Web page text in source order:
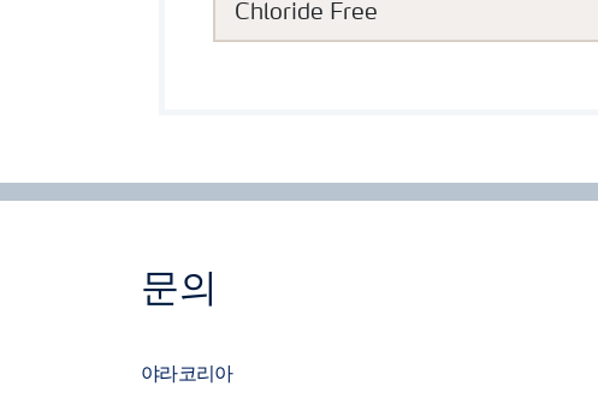
Chloride Free
문의
야라코리아